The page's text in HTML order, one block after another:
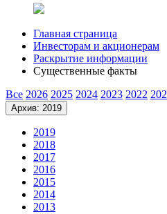
Главная страница
Инвесторам и акционерам
Раскрытие информации
Существенные факты
Все 2026 2025 2024 2023 2022
Архив: 2019
2019
2018
2017
2016
2015
2014
2013